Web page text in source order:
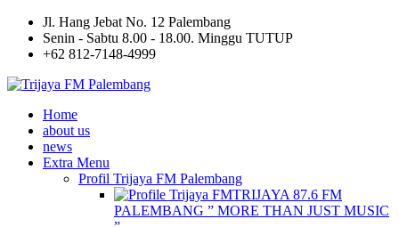
Jl. Hang Jebat No. 12 Palembang
Senin - Sabtu 8.00 - 18.00. Minggu TUTUP
+62 812-7148-4999
Home
about us
news
Extra Menu
Profil Trijaya FM Palembang
TRIJAYA 87.6 FM
PALEMBANG ” MORE THAN JUST MUSIC